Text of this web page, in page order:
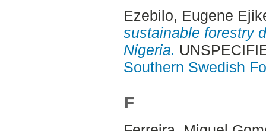
Ezebilo, Eugene
sustainable forestry
Nigeria.
Southern Swedish
F